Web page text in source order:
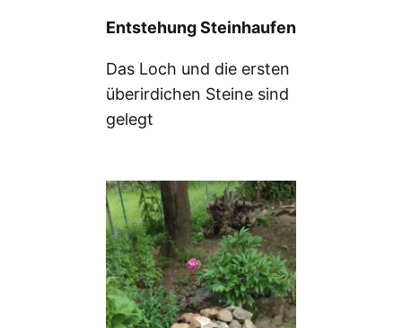
Entstehung Steinhaufen
Das Loch und die ersten
überirdichen Steine sind
gelegt